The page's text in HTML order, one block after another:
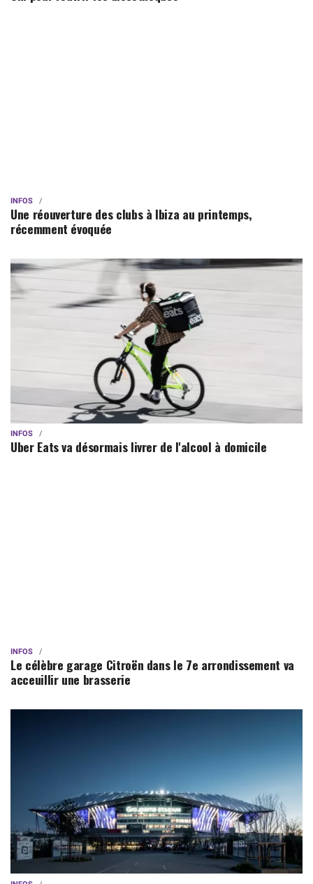
INFOS
Une réouverture des clubs à Ibiza au printemps,
récemment évoquée
INFOS
Uber Eats va désormais livrer de l'alcool à domicile
INFOS
Le célèbre garage Citroën dans le 7e arrondissement va
acceuillir une brasserie